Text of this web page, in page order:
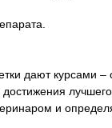
дают курсами –
и